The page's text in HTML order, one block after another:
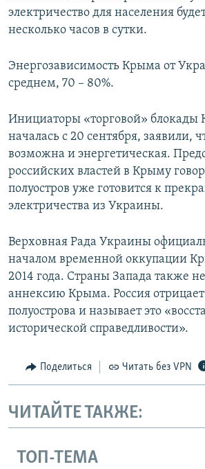
электричество для населения
несколько часов в сутки.
Энергозависимость Крыма от
среднем, 70 – 80%.
Инициаторы «торговой» блокады
началась с 20 сентября, заявили,
возможна и энергетическая.
российских властей в Крыму
полуостров уже готовится к
электричества из Украины.
Верховная Рада Украины
началом временной оккупации
2014 года. Страны Запада также
аннексию Крыма. Россия
полуострова и называет это
исторической справедливости».
Поделиться Читать без VPN
ЧИТАЙТЕ ТАКЖЕ:
ТОП-ТЕМА